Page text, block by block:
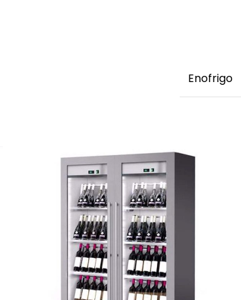
Enofrigo